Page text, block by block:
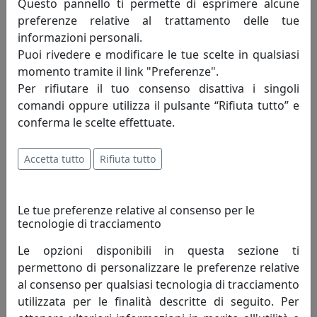
Specifiche
Lampadina di tipo LED 35W, flusso luminoso 3500lm,
temperatura colore 2700k CRI90
Informazioni sul brand
Nasce a Murano nutrendosi della
collaborazione di maestranze esperte ed
artisti e designer che capitalizzano una
cultura del fare pregna di tradizione ed esperienza. Su
tutto giganteggia la personalità del fondatore, Guido
de Majo, modello esemplare di lungimiranza
imprenditoriale. Da questa contiguità hanno origine i
grandi valori che dopo 65 anni di attività custodiscono
la vision dell’azienda.
Questo pannello ti permette di esprimere alcune
preferenze relative al trattamento delle tue
informazioni personali.
Puoi rivedere e modificare le tue scelte in qualsiasi
momento tramite il link "Preferenze".
Per rifiutare il tuo consenso disattiva i singoli
comandi oppure utilizza il pulsante “Rifiuta tutto” e
conferma le scelte effettuate.
Accetta tutto Rifiuta tutto
Le tue preferenze relative al consenso per le
tecnologie di tracciamento
Le opzioni disponibili in questa sezione ti
permettono di personalizzare le preferenze relative
al consenso per qualsiasi tecnologia di tracciamento
utilizzata per le finalità descritte di seguito. Per